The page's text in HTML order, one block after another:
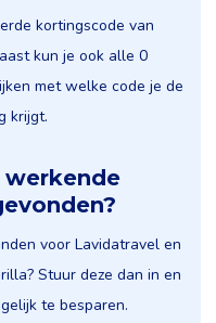
kortingscode van
kun je ook alle 0
met welke code je de
krijgt.
werkende
voor Lavidatravel en
Stuur deze dan in en
te besparen.